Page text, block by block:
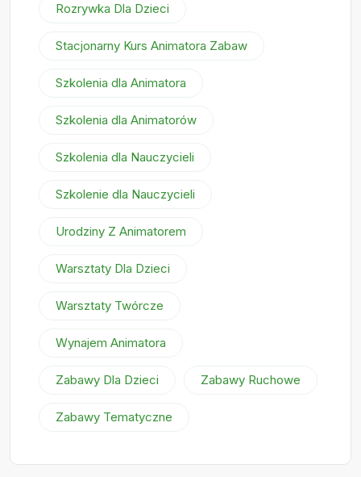
Rozrywka Dla Dzieci
Stacjonarny Kurs Animatora Zabaw
Szkolenia dla Animatora
Szkolenia dla Animatorów
Szkolenia dla Nauczycieli
Szkolenie dla Nauczycieli
Urodziny Z Animatorem
Warsztaty Dla Dzieci
Warsztaty Twórcze
Wynajem Animatora
Zabawy Dla Dzieci Zabawy Ruchowe
Zabawy Tematyczne